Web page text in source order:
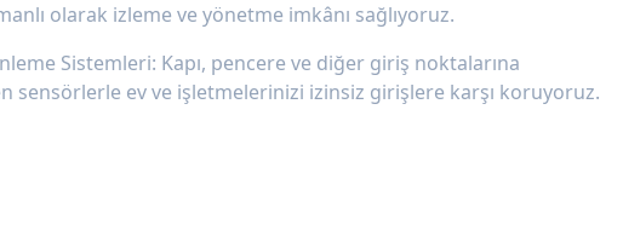
olarak izleme ve yönetme imkânı sağlıyoruz.
Sistemleri: Kapı, pencere ve diğer giriş noktalarına
sensörlerle ev ve işletmelerinizi izinsiz girişlere karşı koruyoruz.